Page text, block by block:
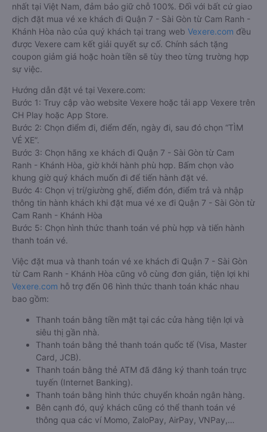
nhất tại Việt Nam, đảm bảo giữ chỗ 100%. Đối với bất cứ giao
dịch đặt mua vé xe khách đi Quận 7 - Sài Gòn từ Cam Ranh -
Khánh Hòa nào của quý khách tại trang web Vexere.com đều
được Vexere cam kết giải quyết sự cố. Chính sách tặng
coupon giảm giá hoặc hoàn tiền sẽ tùy theo từng trường hợp
sự việc.
Hướng dẫn đặt vé tại Vexere.com:
Bước 1: Truy cập vào website Vexere hoặc tải app Vexere trên
CH Play hoặc App Store.
Bước 2: Chọn điểm đi, điểm đến, ngày đi, sau đó chọn “TÌM
VÉ XE”.
Bước 3: Chọn hãng xe khách đi Quận 7 - Sài Gòn từ Cam
Ranh - Khánh Hòa, giờ khởi hành phù hợp. Bấm chọn vào
khung giờ quý khách muốn đi để tiến hành đặt vé.
Bước 4: Chọn vị trí/giường ghế, điểm đón, điểm trả và nhập
thông tin hành khách khi đặt mua vé xe đi Quận 7 - Sài Gòn từ
Cam Ranh - Khánh Hòa
Bước 5: Chọn hình thức thanh toán vé phù hợp và tiến hành
thanh toán vé.
Việc đặt mua và thanh toán vé xe khách đi Quận 7 - Sài Gòn
từ Cam Ranh - Khánh Hòa cũng vô cùng đơn giản, tiện lợi khi
Vexere.com hỗ trợ đến 06 hình thức thanh toán khác nhau
bao gồm:
Thanh toán bằng tiền mặt tại các cửa hàng tiện lợi và
siêu thị gần nhà.
Thanh toán bằng thẻ thanh toán quốc tế (Visa, Master
Card, JCB).
Thanh toán bằng thẻ ATM đã đăng ký thanh toán trực
tuyến (Internet Banking).
Thanh toán bằng hình thức chuyển khoản ngân hàng.
Bên cạnh đó, quý khách cũng có thể thanh toán vé
thông qua các ví Momo, ZaloPay, AirPay, VNPay,…